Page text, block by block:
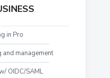
in Pro
management
OIDC/SAML